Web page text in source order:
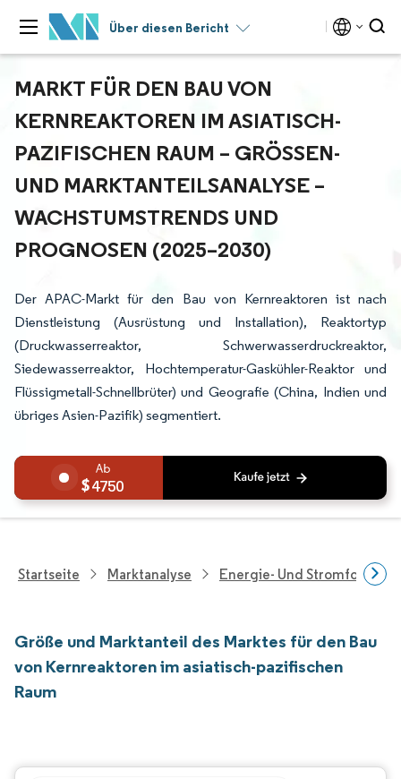
Über diesen Bericht
MARKT FÜR DEN BAU VON
KERNREAKTOREN IM ASIATISCH-
PAZIFISCHEN RAUM – GRÖSSEN- U
ND MARKTANTEILSANALYSE – W
ACHSTUMSTRENDS UND P
ROGNOSEN (2025–2030)
Der APAC-Markt für den Bau von Kernreaktoren ist nach
Dienstleistung (Ausrüstung und Installation), Reaktortyp
(Druckwasserreaktor, Schwerwasserdruckreaktor,
Siedewasserreaktor, Hochtemperatur-Gaskühler-Reaktor und
Flüssigmetall-Schnellbrüter) und Geografie (China, Indien und
übriges Asien-Pazifik) segmentiert.
4750
Startseite Marktanalyse Energie- Und
Größe und Marktanteil des Marktes für den Bau
von Kernreaktoren im asiatisch-pazifischen
Raum